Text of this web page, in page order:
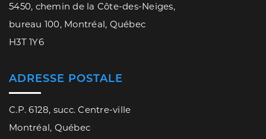
5450, chemin de la Côte-des-Neiges,
bureau 100, Montréal, Québec
H3T 1Y6
ADRESSE POSTALE
C.P. 6128, succ. Centre-ville
Montréal, Québec